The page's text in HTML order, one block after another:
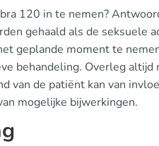
120 in te nemen?
gehaald als de seksuele
geplande moment te
behandeling. Overleg
van de patiënt kan van
mogelijke bijwerkingen.